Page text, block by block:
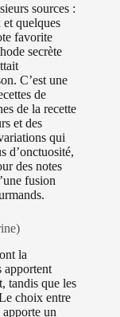
sources :
et quelques
favorite
secrète
C’est une
de
de la recette
et des
qui
d’onctuosité,
des notes
fusion
la
apportent
tandis que les
choix entre
apporte un